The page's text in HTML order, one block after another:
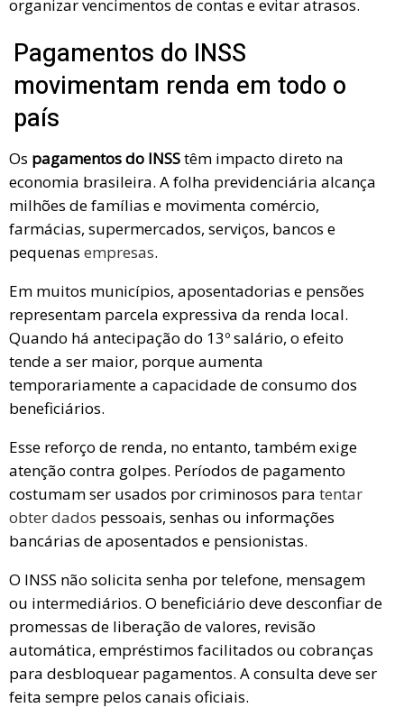
organizar vencimentos de contas e evitar atrasos.
Pagamentos do INSS
movimentam renda em todo o
país
Os pagamentos do INSStêm impacto direto na
economia brasileira. A folha previdenciária alcança
milhões de famílias e movimenta comércio,
farmácias, supermercados, serviços, bancos e
pequenas empresas.
Em muitos municípios, aposentadorias e pensões
representam parcela expressiva da renda local.
Quando há antecipação do 13º salário, o efeito
tende a ser maior, porque aumenta
temporariamente a capacidade de consumo dos
beneficiários.
Esse reforço de renda, no entanto, também exige
atenção contra golpes. Períodos de pagamento
costumam ser usados por criminosos para tentar
obter dados pessoais, senhas ou informações
bancárias de aposentados e pensionistas.
O INSS não solicita senha por telefone, mensagem
ou intermediários. O beneficiário deve desconfiar de
promessas de liberação de valores, revisão
automática, empréstimos facilitados ou cobranças
para desbloquear pagamentos. A consulta deve ser
feita sempre pelos canais oficiais.